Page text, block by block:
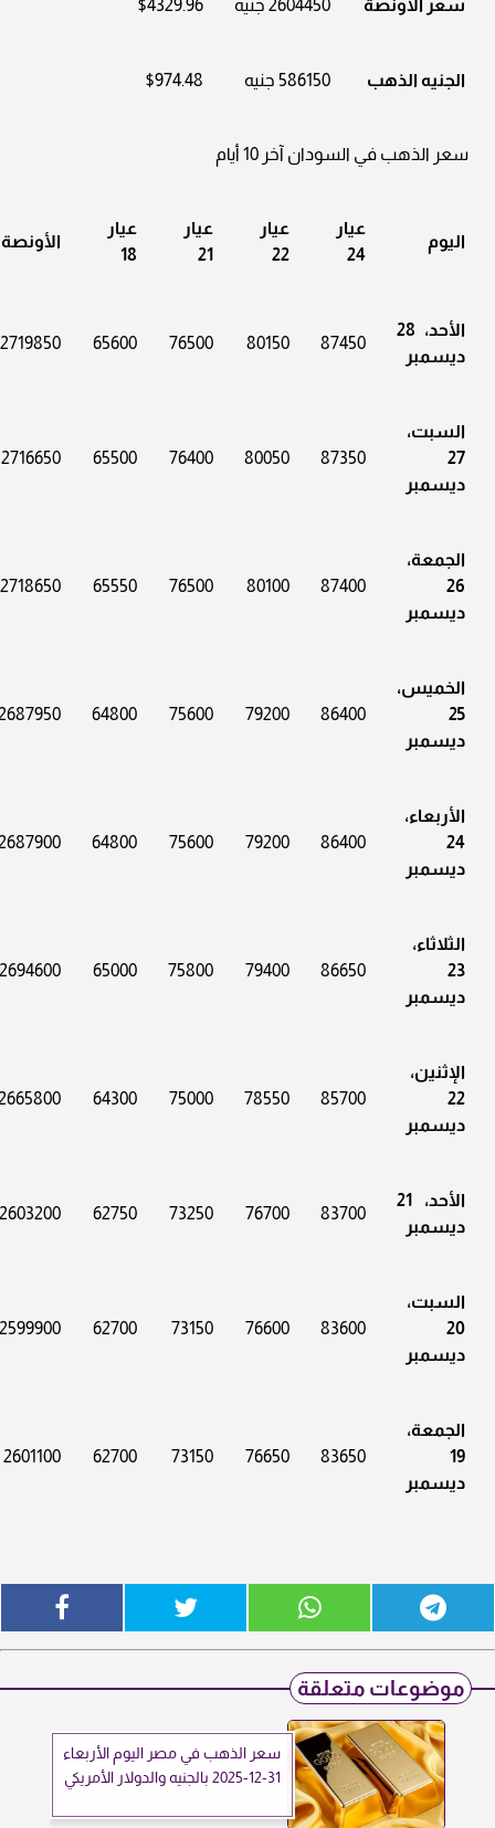
سعر الأونصة 2604450 جنيه $4329.96
الجنيه الذهب 586150 جنيه $974.48
سعر الذهب في السودان آخر 10 أيام
اليوم
عيار
24
عيار
22
عيار
21
عيار
18
الأونصة
الأحد، 28
ديسمبر
87450
80150
76500
65600
2719850
السبت،
27
ديسمبر
87350
80050
76400
65500
2716650
الجمعة،
26
ديسمبر
87400
80100
76500
65550
2718650
الخميس،
25
ديسمبر
86400
79200
75600
64800
الأربعاء،
24
ديسمبر
86400
79200
75600
64800
الثلاثاء،
23
ديسمبر
86650
79400
75800
65000
2694600
الإثنين،
22
ديسمبر
85700
78550
75000
64300
الأحد، 21
ديسمبر
83700
76700
73250
62750
2603200
السبت،
20
ديسمبر
83600
76600
73150
62700
2599900
الجمعة،
19
ديسمبر
83650
76650
73150
62700
2601100
موضوعات متعلقة
سعر الذهب في مصر اليوم الأربعاء
31-12-2025 بالجنيه والدولار الأمريكي